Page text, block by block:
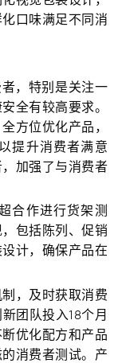
口味满足不同消
，特别是关注一
全有较高要求。
方位优化产品，
提升消费者满意
加强了与消费者
合作进行货架测
包括陈列、促销
计，确保产品在
，及时获取消费
团队投入18个月
优化配方和产品
消费者测试。产